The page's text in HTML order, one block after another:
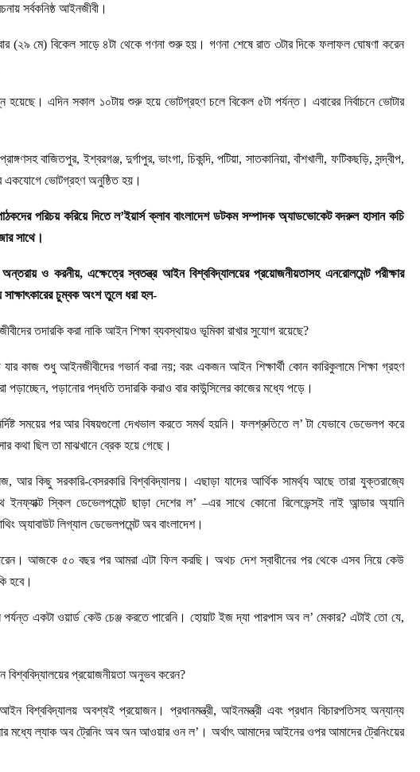
সর্বকনিষ্ঠ আইনজীবী।
(২৯ মে) বিকেল সাড়ে ৪টা থেকে গণনা শুরু হয়। গণনা শেষে রাত ৩টার দিকে ফলাফল ঘোষণা করেন
এদিন সকাল ১০টায় শুরু হয়ে ভোটগ্রহণ চলে বিকেল ৫টা পর্যন্ত। এবারের নির্বাচনে ভোটার
বাজিতপুর, ইশ্বরগঞ্জ, দুর্গাপুর, ভাংগা, চিকন্দি, পটিয়া, সাতকানিয়া, বাঁশখালী, ফটিকছড়ি, সন্দ্বীপ,
একযোগে ভোটগ্রহণ অনুষ্ঠিত হয়।
পরিচয় করিয়ে দিতে ল’ইয়ার্স ক্লাব বাংলাদেশ ডটকম সম্পাদক অ্যাডভোকেট বদরুল হাসান কচি
সাথে।
ও করনীয়, এক্ষেত্রে স্বতন্ত্র আইন বিশ্ববিদ্যালয়ের প্রয়োজনীয়তাসহ এনরোলমেন্ট পরীক্ষার
সাক্ষাৎকারের চুম্বক অংশ তুলে ধরা হল-
তদারকি করা নাকি আইন শিক্ষা ব্যবস্থায়ও ভূমিকা রাখার সুযোগ রয়েছে?
যার কাজ শুধু আইনজীবীদের গভার্ন করা নয়; বরং একজন আইন শিক্ষার্থী কোন কারিকুলামে শিক্ষা গ্রহণ
পড়াচ্ছেন, পড়ানোর পদ্ধতি তদারকি করাও বার কাউন্সিলের কাজের মধ্যে পড়ে।
সময়ের পর আর বিষয়গুলো দেখভাল করতে সমর্থ হয়নি। ফলশ্রুতিতে ল’ টা যেভাবে ডেভেলপ করে
কথা ছিল তা মাঝখানে ব্রেক হয়ে গেছে।
কিছু সরকারি-বেসরকারি বিশ্ববিদ্যালয়। এছাড়া যাদের আর্থিক সামর্থ্য আছে তারা যুক্তরাজ্যে
ইনফ্যাক্ট স্কিল ডেভেলপমেন্ট ছাড়া দেশের ল’ –এর সাথে কোনো রিলেভেন্সই নাই আন্ডার অ্যানি
অ্যাবাউট লিগ্যাল ডেভেলপমেন্ট অব বাংলাদেশ।
আজকে ৫০ বছর পর আমরা এটা ফিল করছি। অথচ দেশ স্বাধীনের পর থেকে এসব নিয়ে কেউ
হবে।
একটা ওয়ার্ড কেউ চেঞ্জ করতে পারেনি। হোয়াট ইজ দ্যা পারপাস অব ল’ মেকার? এটাই তো যে,
প্রয়োজনীয়তা অনুভব করেন?
বিশ্ববিদ্যালয় অবশ্যই প্রয়োজন। প্রধানমন্ত্রী, আইনমন্ত্রী এবং প্রধান বিচারপতিসহ অন্যান্য
মধ্যে ল্যাক অব ট্রেনিং অব অন আওয়ার ওন ল’। অর্থাৎ আমাদের আইনের ওপর আমাদের ট্রেনিংয়ের